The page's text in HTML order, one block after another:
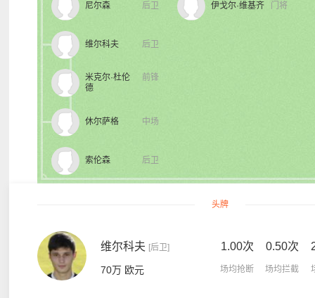
后卫
尼尔森
后卫
维尔科夫
前锋
米克尔·杜伦
德
中场
休尔萨格
后卫
索伦森
门将
伊戈尔·维基齐
头牌
维尔科夫 [后卫]
70万 欧元
1.00次
场均抢断
0.50次
场均拦截